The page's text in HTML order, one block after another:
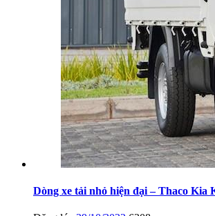
Dòng xe tải nhỏ hiện đại – Thaco Kia